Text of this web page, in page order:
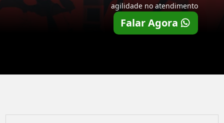
agilidade no atendimento
Falar Agora